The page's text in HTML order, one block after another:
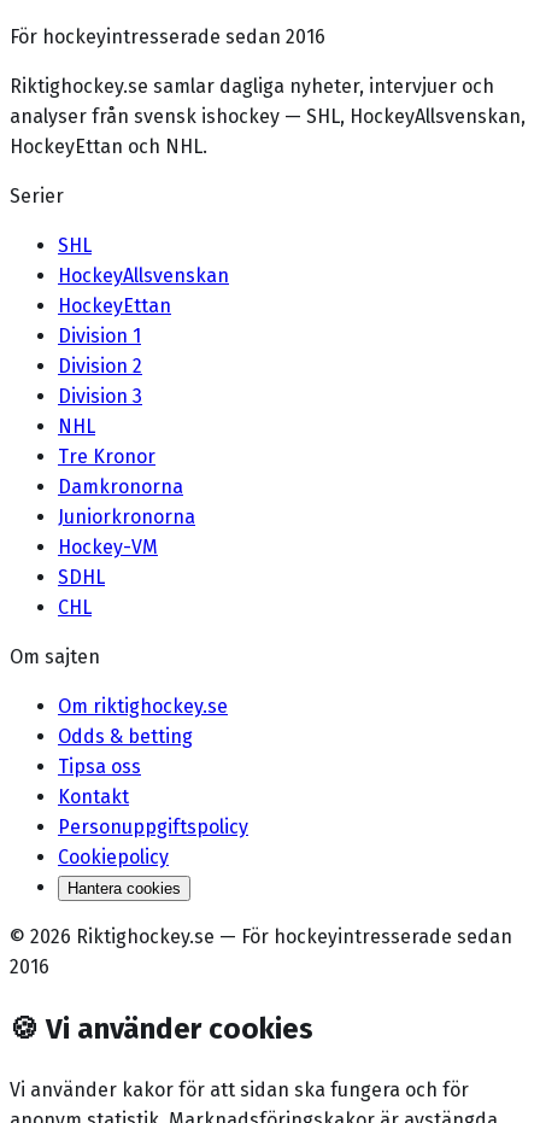
För hockeyintresserade sedan 2016
Riktighockey.se samlar dagliga nyheter, intervjuer och
analyser från svensk ishockey — SHL, HockeyAllsvenskan,
HockeyEttan och NHL.
Serier
SHL
HockeyAllsvenskan
HockeyEttan
Division 1
Division 2
Division 3
NHL
Tre Kronor
Damkronorna
Juniorkronorna
Hockey-VM
SDHL
CHL
Om sajten
Om riktighockey.se
Odds & betting
Tipsa oss
Kontakt
Personuppgiftspolicy
Cookiepolicy
Hantera cookies
© 2026 Riktighockey.se — För hockeyintresserade sedan
2016
🍪 Vi använder cookies
Vi använder kakor för att sidan ska fungera och för